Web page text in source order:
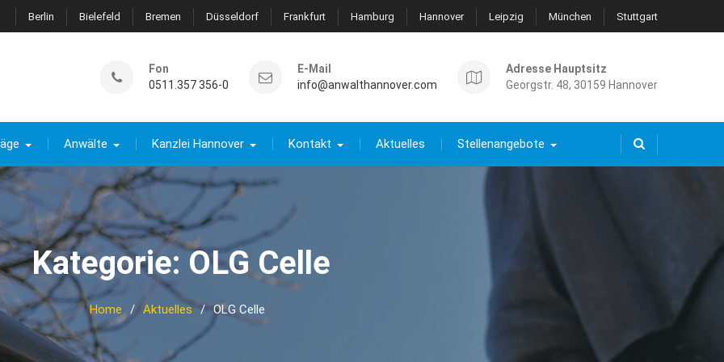
Berlin Bielefeld Bremen Düsseldorf Frankfurt Hamburg Hannover Leipzig München Stuttgart
Fon
0511.357 356-0
E-Mail
info@anwalthannover.com
Adresse Hauptsitz
Georgstr. 48, 30159 Hannover
Anwälte Kanzlei Hannover Kontakt Aktuelles Stellenangebote
Kategorie: OLG Celle
Home Aktuelles OLG Celle